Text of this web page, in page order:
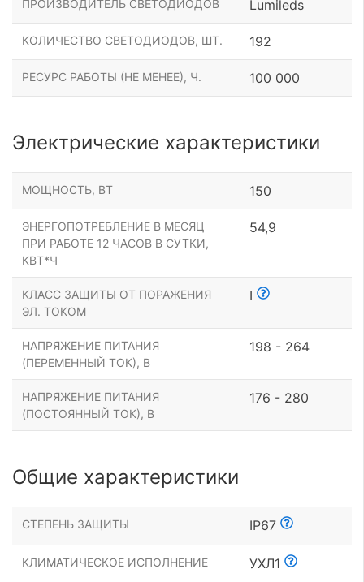
ПРОИЗВОДИТЕЛЬ СВЕТОДИОДОВ Lumileds
КОЛИЧЕСТВО СВЕТОДИОДОВ, ШТ. 192
РЕСУРС РАБОТЫ (НЕ МЕНЕЕ), Ч. 100 000
Электрические характеристики
МОЩНОСТЬ, ВТ 150
ЭНЕРГОПОТРЕБЛЕНИЕ В МЕСЯЦ
ПРИ РАБОТЕ 12 ЧАСОВ В СУТКИ,
КВТ*Ч
54,9
КЛАСС ЗАЩИТЫ ОТ ПОРАЖЕНИЯ
ЭЛ. ТОКОМ
I
НАПРЯЖЕНИЕ ПИТАНИЯ
(ПЕРЕМЕННЫЙ ТОК), В
198 - 264
НАПРЯЖЕНИЕ ПИТАНИЯ
(ПОСТОЯННЫЙ ТОК), В
176 - 280
Общие характеристики
СТЕПЕНЬ ЗАЩИТЫ IP67
КЛИМАТИЧЕСКОЕ ИСПОЛНЕНИЕ УХЛ1